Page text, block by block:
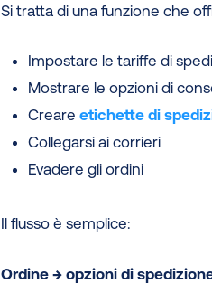
Si tratta di una funzione che
Impostare le tariffe di
Mostrare le opzioni di
Creareetichette di
Collegarsi ai corrieri
Evadere gli ordini
Il flusso è semplice:
Ordine → opzioni di